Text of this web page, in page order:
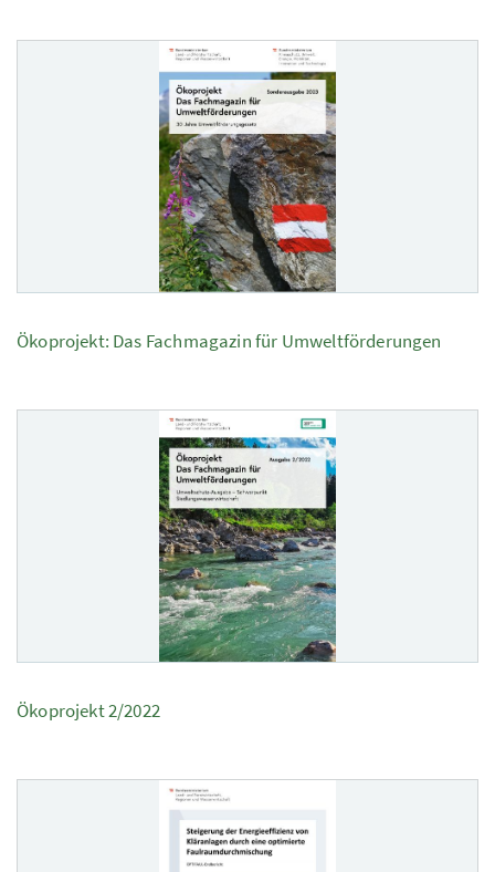
Ökoprojekt: Das Fachmagazin für Umweltförderungen
Ökoprojekt 2/2022